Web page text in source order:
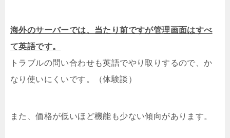
海外のサーバーでは、当たり前ですが管理画面はすべ
て英語です。
トラブルの問い合わせも英語でやり取りするので、か
なり使いにくいです。（体験談）
また、価格が低いほど機能も少ない傾向があります。